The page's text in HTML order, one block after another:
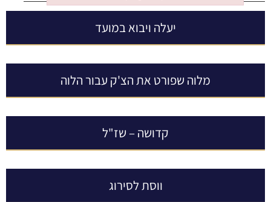
יעלה ויבוא במועד
מלוה שפורט את הצ'ק עבור הלוה
קדושה – שז"ל
ווסת לסירוג
Failed to initialize plugin: wplink